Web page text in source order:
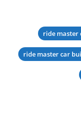
ride master
ride master car